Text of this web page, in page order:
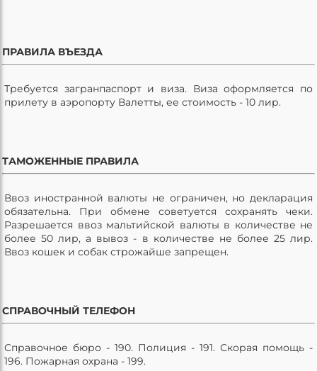
ПРАВИЛА ВЪЕЗДА
Требуется загранпаспорт и виза. Виза оформляется по
прилету в аэропорту Валетты, ее стоимость - 10 лир.
ТАМОЖЕННЫЕ ПРАВИЛА
Ввоз иностранной валюты не ограничен, но декларация
обязательна. При обмене советуется сохранять чеки.
Разрешается ввоз мальтийской валюты в количестве не
более 50 лир, а вывоз - в количестве не более 25 лир.
Ввоз кошек и собак строжайше запрещен.
СПРАВОЧНЫЙ ТЕЛЕФОН
Справочное бюро - 190. Полиция - 191. Скорая помощь -
196. Пожарная охрана - 199.